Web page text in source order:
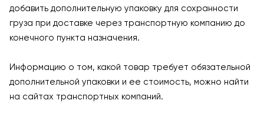
добавить дополнительную упаковку для сохранности
груза при доставке через транспортную компанию до
конечного пункта назначения.
Информацию о том, какой товар требует обязательной
дополнительной упаковки и ее стоимость, можно найти
на сайтах транспортных компаний.